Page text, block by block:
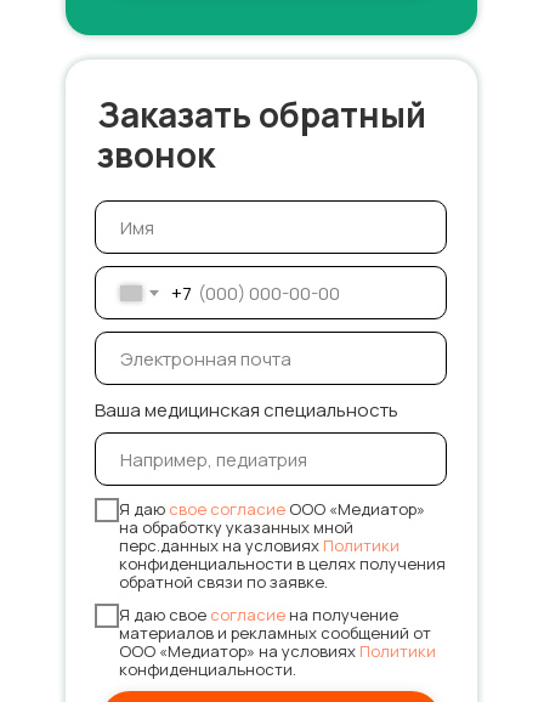
+7
Ваша медицинская специальность
Я даю свое согласие ООО «Медиатор»
на обработку указанных мной
перс.данных на условиях Политики
конфиденциальности в целях получения
обратной связи по заявке.
Я даю свое согласие на получение
материалов и рекламных сообщений от
ООО «Медиатор» на условиях Политики
конфиденциальности.
Заказать обратный
звонок